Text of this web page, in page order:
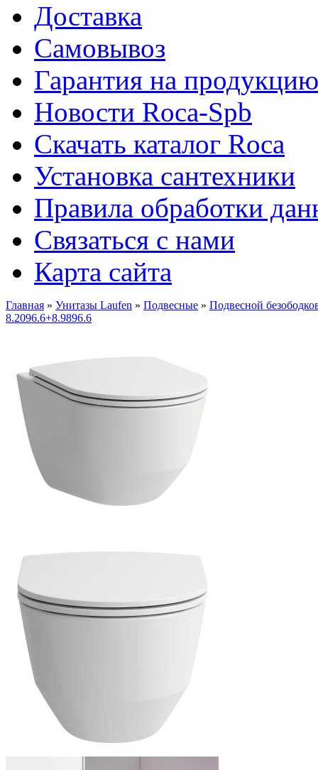
Доставка
Самовывоз
Гарантия на продукцию
Новости Roca-Spb
Скачать каталог Roca
Установка сантехники
Правила обработки
Связаться с нами
Карта сайта
Главная » Унитазы Laufen » Подвесные » Подвесной
8.2096.6+8.9896.6